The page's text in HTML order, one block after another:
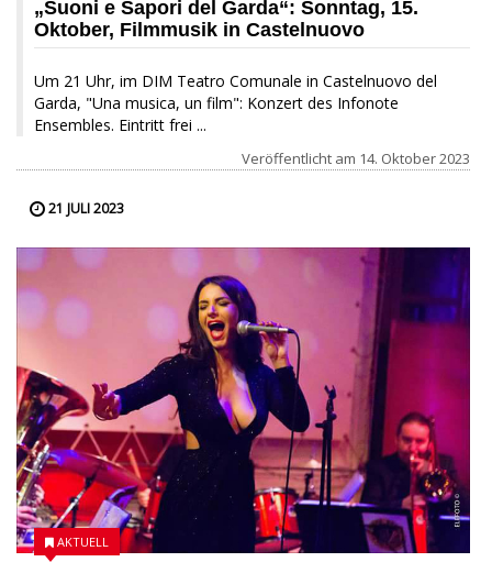
„Suoni e Sapori del Garda“: Sonntag, 15.
Oktober, Filmmusik in Castelnuovo
Um 21 Uhr, im DIM Teatro Comunale in Castelnuovo del
Garda, "Una musica, un film": Konzert des Infonote
Ensembles. Eintritt frei ...
Veröffentlicht am 14. Oktober 2023
21 JULI 2023
AKTUELL